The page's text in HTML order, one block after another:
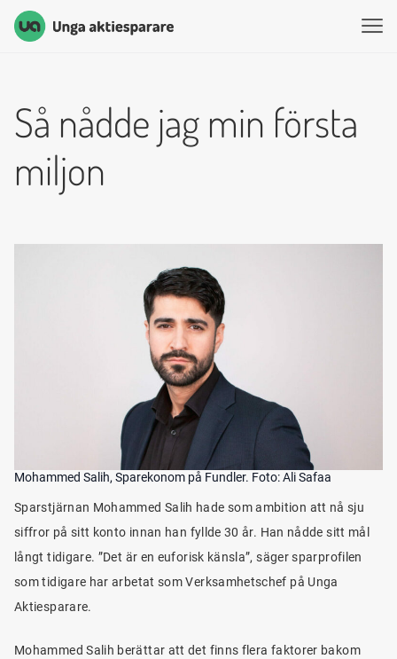
Unga Aktiesparare
Så nådde jag min första
miljon
Mohammed Salih, Sparekonom på Fundler. Foto: Ali Safaa
Sparstjärnan Mohammed Salih hade som ambition att nå sju
siffror på sitt konto innan han fyllde 30 år. Han nådde sitt mål
långt tidigare. ”Det är en euforisk känsla”, säger sparprofilen
som tidigare har arbetat som Verksamhetschef på Unga
Aktiesparare.
Mohammed Salih berättar att det finns flera faktorer bakom